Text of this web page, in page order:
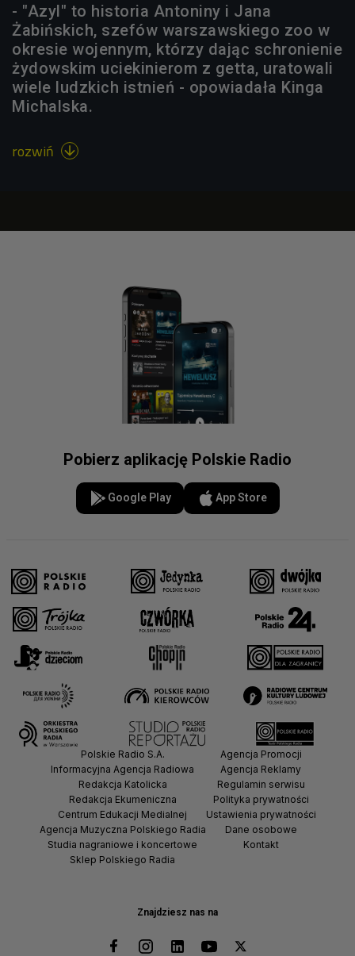
- "Azyl" to historia Antoniny i Jana
Żabińskich, szefów warszawskiego zoo w
okresie wojennym, którzy dając schronienie
żydowskim uciekinierom z getta, uratowali
wiele ludzkich istnień - opowiadała Kinga
Michalska.
rozwiń 
Pobierz aplikację Polskie Radio
Google Play App Store
Znajdziesz nas na
Polskie Radio S.A.
Informacyjna Agencja Radiowa
Redakcja Katolicka
Redakcja Ekumeniczna
Centrum Edukacji Medialnej
Agencja Muzyczna Polskiego Radia
Studia nagraniowe i koncertowe
Sklep Polskiego Radia
Agencja Promocji
Agencja Reklamy
Regulamin serwisu
Polityka prywatności
Ustawienia prywatności
Dane osobowe
Kontakt